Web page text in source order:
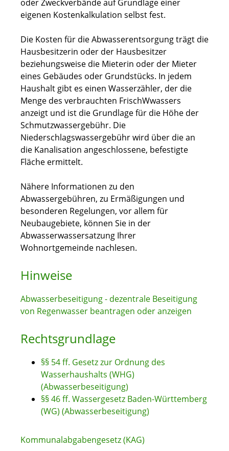
oder Zweckverbände auf Grundlage einer
eigenen Kostenkalkulation selbst fest.
Die Kosten für die Abwasserentsorgung trägt die
Hausbesitzerin oder der Hausbesitzer
beziehungsweise die Mieterin oder der Mieter
eines Gebäudes oder Grundstücks. In jedem
Haushalt gibt es einen Wasserzähler, der die
Menge des verbrauchten FrischWwassers
anzeigt und ist die Grundlage für die Höhe der
Schmutzwassergebühr. Die
Niederschlagswassergebühr wird über die an
die Kanalisation angeschlossene, befestigte
Fläche ermittelt.
Nähere Informationen zu den
Abwassergebühren, zu Ermäßigungen und
besonderen Regelungen, vor allem für
Neubaugebiete, können Sie in der
Abwasserwassersatzung Ihrer
Wohnortgemeinde nachlesen.
Hinweise
Abwasserbeseitigung - dezentrale Beseitigung
von Regenwasser beantragen oder anzeigen
Rechtsgrundlage
§§ 54 ff. Gesetz zur Ordnung des
Wasserhaushalts (WHG)
(Abwasserbeseitigung)
§§ 46 ff. Wassergesetz Baden-Württemberg
(WG) (Abwasserbeseitigung)
Kommunalabgabengesetz (KAG)